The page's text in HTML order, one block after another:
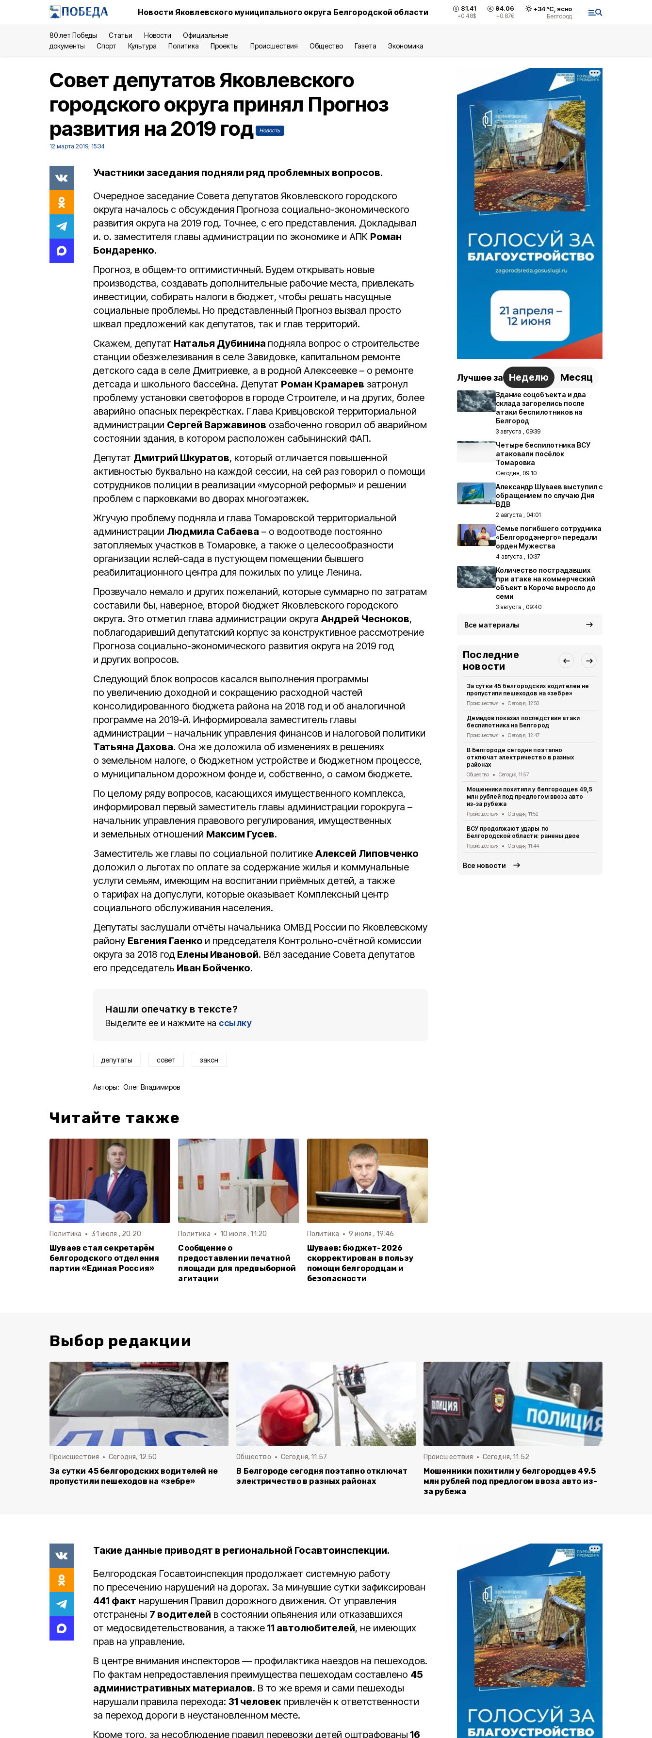
Новости Яковлевского муниципального округа Белгородской области 81.41
+0.48$
94.06
+0.87€
+34°С, ясно
Белгород
80 лет Победы Статьи Новости
Официальные
документы
Спорт Культура Политика Проекты Происшествия Общество Газета Экономика
Совет депутатов Яковлевского
городского округа принял Прогноз
развития на 2019 год
Новость
12 марта 2019, 15:34
Участники заседания подняли ряд проблемных вопросов.
Очередное заседание Совета депутатов Яковлевского городского
округа началось с обсуждения Прогноза социально-экономического
развития округа на 2019 год. Точнее, с его представления. Докладывал
и. о. заместителя главы администрации по экономике и АПК Роман
Бондаренко.
Прогноз, в общем‑то оптимистичный. Будем открывать новые
производства, создавать дополнительные рабочие места, привлекать
инвестиции, собирать налоги в бюджет, чтобы решать насущные
социальные проблемы. Но представленный Прогноз вызвал просто
шквал предложений как депутатов, так и глав территорий.
Скажем, депутат Наталья Дубинина подняла вопрос о строительстве
станции обезжелезивания в селе Завидовке, капитальном ремонте
детского сада в селе Дмитриевке, а в родной Алексеевке – о ремонте
детсада и школьного бассейна. Депутат Роман Крамарев затронул
проблему установки светофоров в городе Строителе, и на других, более
аварийно опасных перекрёстках. Глава Кривцовской территориальной
администрации Сергей Варжавинов озабоченно говорил об аварийном
состоянии здания, в котором расположен сабынинский ФАП.
Депутат Дмитрий Шкуратов, который отличается повышенной
активностью буквально на каждой сессии, на сей раз говорил о помощи
сотрудников полиции в реализации «мусорной реформы» и решении
проблем с парковками во дворах многоэтажек.
Жгучую проблему подняла и глава Томаровской территориальной
администрации Людмила Сабаева – о водоотводе постоянно
затопляемых участков в Томаровке, а также о целесообразности
организации яслей-сада в пустующем помещении бывшего
реабилитационного центра для пожилых по улице Ленина.
Прозвучало немало и других пожеланий, которые суммарно по затратам
составили бы, наверное, второй бюджет Яковлевского городского
округа. Это отметил глава администрации округа Андрей Чесноков,
поблагодаривший депутатский корпус за конструктивное рассмотрение
Прогноза социально-экономического развития округа на 2019 год
и других вопросов.
Следующий блок вопросов касался выполнения программы
по увеличению доходной и сокращению расходной частей
консолидированного бюджета района на 2018 год и об аналогичной
программе на 2019-й. Информировала заместитель главы
администрации – начальник управления финансов и налоговой политики
Татьяна Дахова. Она же доложила об изменениях в решениях
о земельном налоге, о бюджетном устройстве и бюджетном процессе,
о муниципальном дорожном фонде и, собственно, о самом бюджете.
По целому ряду вопросов, касающихся имущественного комплекса,
информировал первый заместитель главы администрации горокруга –
начальник управления правового регулирования, имущественных
и земельных отношений Максим Гусев.
Заместитель же главы по социальной политике Алексей Липовченко
доложил о льготах по оплате за содержание жилья и коммунальные
услуги семьям, имеющим на воспитании приёмных детей, а также
о тарифах на допуслуги, которые оказывает Комплексный центр
социального обслуживания населения.
Депутаты заслушали отчёты начальника ОМВД России по Яковлевскому
району Евгения Гаенко и председателя Контрольно-счётной комиссии
округа за 2018 год Елены Ивановой. Вёл заседание Совета депутатов
его председатель Иван Бойченко.
Нашли опечатку в тексте?
Выделите ее и нажмите на ссылку
депутаты совет закон
Авторы: Олег Владимиров
Читайте также
Политика 31 июля , 20:20
Шуваев стал секретарём
белгородского отделения
партии «Единая Россия»
Политика 10 июля , 11:20
Сообщение о
предоставлении печатной
площади для предвыборной
агитации
Политика 9 июля , 19:46
Шуваев: бюджет-2026
скорректирован в пользу
помощи белгородцам и
безопасности
Лучшее за Неделю Месяц
Здание соцобъекта и два
склада загорелись после
атаки беспилотников на
Белгород
3 августа , 09:39
Четыре беспилотника ВСУ
атаковали посёлок
Томаровка
Сегодня, 09:10
Александр Шуваев выступил с
обращением по случаю Дня
ВДВ
2 августа , 04:01
Семье погибшего сотрудника
«Белгородэнерго» передали
орден Мужества
4 августа , 10:37
Количество пострадавших
при атаке на коммерческий
объект в Короче выросло до
семи
3 августа , 09:40
Все материалы
Последние
новости
За сутки 45 белгородских водителей не
пропустили пешеходов на «зебре»
Происшествия Сегодня, 12:50
Демидов показал последствия атаки
беспилотника на Белгород
Происшествия Сегодня, 12:47
В Белгороде сегодня поэтапно
отключат электричество в разных
районах
Общество Сегодня, 11:57
Мошенники похитили у белгородцев 49,5
млн рублей под предлогом ввоза авто
из-за рубежа
Происшествия Сегодня, 11:52
ВСУ продолжают удары по
Белгородской области: ранены двое
Происшествия Сегодня, 11:44
Все новости
Выбор редакции
Происшествия Сегодня, 12:50
За сутки 45 белгородских водителей не
пропустили пешеходов на «зебре»
Общество Сегодня, 11:57
В Белгороде сегодня поэтапно отключат
электричество в разных районах
Происшествия Сегодня, 11:52
Мошенники похитили у белгородцев 49,5
млн рублей под предлогом ввоза авто из-
за рубежа
Такие данные приводят в региональной Госавтоинспекции.
Белгородская Госавтоинспекция продолжает системную работу
по пресечению нарушений на дорогах. За минувшие сутки зафиксирован
441 факт нарушения Правил дорожного движения. От управления
отстранены 7 водителей в состоянии опьянения или отказавшихся
от медосвидетельствования, а также11 автолюбителей, не имеющих
прав на управление.
В центре внимания инспекторов — профилактика наездов на пешеходов.
По фактам непредоставления преимущества пешеходам составлено 45
административных материалов. В то же время и сами пешеходы
нарушали правила перехода: 31 человекпривлечён к ответственности
за переход дороги в неустановленном месте.
Кроме того, за несоблюдение правил перевозки детей оштрафованы 16